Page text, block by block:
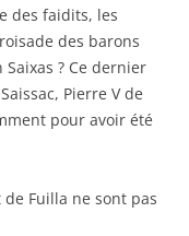
des faidits, les
des barons
? Ce dernier
Pierre V de
pour avoir été
de Fuilla ne sont pas